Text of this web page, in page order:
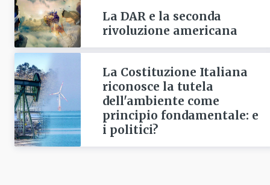
La DAR e la seconda
rivoluzione americana
La Costituzione Italiana
riconosce la tutela
dell'ambiente come
principio fondamentale: e
i politici?